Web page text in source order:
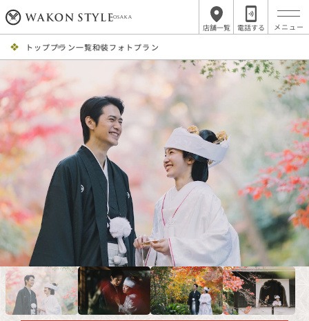
OSAKA
店舗一覧 電話する
トッププラン一覧和装フォトプラン